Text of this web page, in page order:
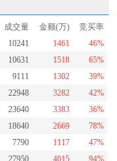
成交量 金额(万)
竞买率
10241 1461
46%
10631 1518
65%
9111 1302
39%
22948 3282
42%
23640 3383
36%
18640 2669
78%
7790 1117
47%
27950 4015 94%